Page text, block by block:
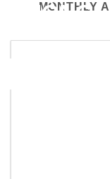
MONTHLY